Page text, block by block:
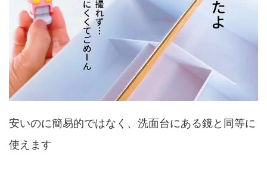
安いのに簡易的ではなく、洗面台にある鏡と同等に
使えます